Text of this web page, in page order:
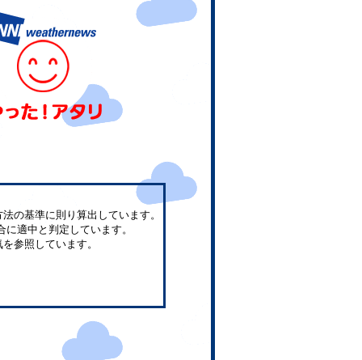
の基準に則り算出しています。
に適中と判定しています。
参照しています。